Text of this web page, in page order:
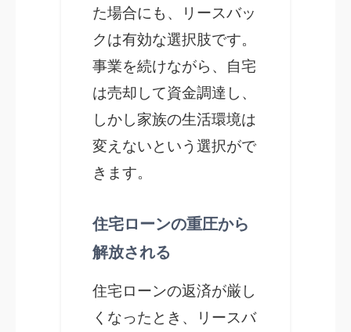
た場合にも、リースバッ
クは有効な選択肢です。
事業を続けながら、自宅
は売却して資金調達し、
しかし家族の生活環境は
変えないという選択がで
きます。
住宅ローンの重圧から
解放される
住宅ローンの返済が厳し
くなったとき、リースバ